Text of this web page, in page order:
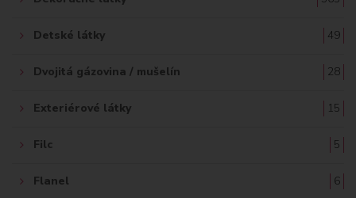
Detské látky 49
Dvojitá gázovina / mušelín 28
Exteriérové látky 15
Filc 5
Flanel 6